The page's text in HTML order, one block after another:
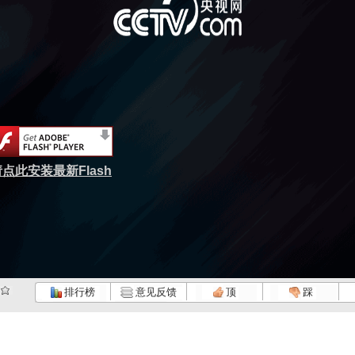
点此安装最新Flash
排行榜 意见反馈 顶 踩